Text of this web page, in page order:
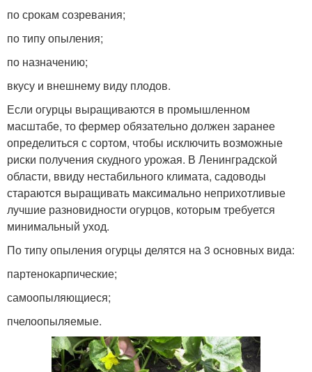
по срокам созревания;
по типу опыления;
по назначению;
вкусу и внешнему виду плодов.
Если огурцы выращиваются в промышленном
масштабе, то фермер обязательно должен заранее
определиться с сортом, чтобы исключить возможные
риски получения скудного урожая. В Ленинградской
области, ввиду нестабильного климата, садоводы
стараются выращивать максимально неприхотливые
лучшие разновидности огурцов, которым требуется
минимальный уход.
По типу опыления огурцы делятся на 3 основных вида:
партенокарпические;
самоопыляющиеся;
пчелоопыляемые.